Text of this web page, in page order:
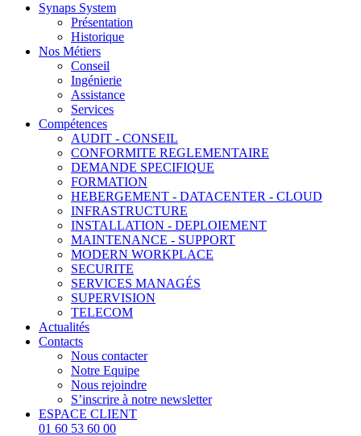
Synaps System
Présentation
Historique
Nos Métiers
Conseil
Ingénierie
Assistance
Services
Compétences
AUDIT - CONSEIL
CONFORMITE REGLEMENTAIRE
DEMANDE SPECIFIQUE
FORMATION
HEBERGEMENT - DATACENTER - CLOUD
INFRASTRUCTURE
INSTALLATION - DEPLOIEMENT
MAINTENANCE - SUPPORT
MODERN WORKPLACE
SECURITE
SERVICES MANAGÉS
SUPERVISION
TELECOM
Actualités
Contacts
Nous contacter
Notre Equipe
Nous rejoindre
S’inscrire à notre newsletter
ESPACE CLIENT
01 60 53 60 00